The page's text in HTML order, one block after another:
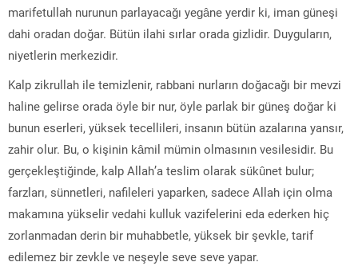
marifetullah nurunun parlayacağı yegâne yerdir ki, iman güneşi
dahi oradan doğar. Bütün ilahi sırlar orada gizlidir. Duyguların,
niyetlerin merkezidir.
Kalp zikrullah ile temizlenir, rabbani nurların doğacağı bir mevzi
haline gelirse orada öyle bir nur, öyle parlak bir güneş doğar ki
bunun eserleri, yüksek tecellileri, insanın bütün azalarına yansır,
zahir olur. Bu, o kişinin kâmil mümin olmasının vesilesidir. Bu
gerçekleştiğinde, kalp Allah’a teslim olarak sükûnet bulur;
farzları, sünnetleri, nafileleri yaparken, sadece Allah için olma
makamına yükselir vedahi kulluk vazifelerini eda ederken hiç
zorlanmadan derin bir muhabbetle, yüksek bir şevkle, tarif
edilemez bir zevkle ve neşeyle seve seve yapar.